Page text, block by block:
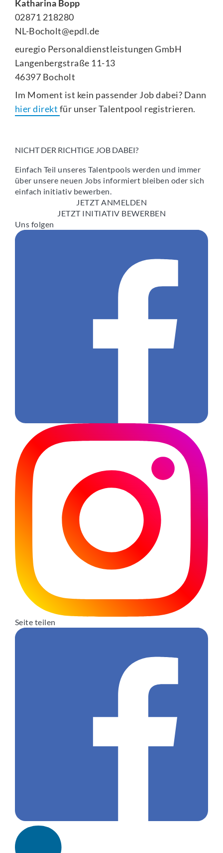
Katharina Bopp
02871 218280
NL-Bocholt@epdl.de
euregio Personaldienstleistungen GmbH
Langenbergstraße 11-13
46397 Bocholt
Im Moment ist kein passender Job dabei? Dann
hier direkt für unser Talentpool registrieren.
NICHT DER RICHTIGE JOB DABEI?
Einfach Teil unseres Talentpools werden und immer
über unsere neuen Jobs informiert bleiben oder sich
einfach initiativ bewerben.
JETZT ANMELDEN
JETZT INITIATIV BEWERBEN
Uns folgen
Seite teilen